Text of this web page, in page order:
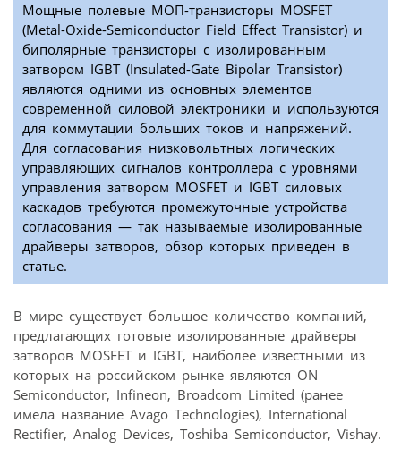
Мощные полевые МОП-транзисторы MOSFET
(Metal-Oxide-Semiconductor Field Effect Transistor) и
биполярные транзисторы с изолированным
затвором IGBT (Insulated-Gate Bipolar Transistor)
являются одними из основных элементов
современной силовой электроники и используются
для коммутации больших токов и напряжений.
Для согласования низковольтных логических
управляющих сигналов контроллера с уровнями
управления затвором MOSFET и IGBT силовых
каскадов требуются промежуточные устройства
согласования — так называемые изолированные
драйверы затворов, обзор которых приведен в
статье.
В мире существует большое количество компаний,
предлагающих готовые изолированные драйверы
затворов MOSFET и IGBT, наиболее известными из
которых на российском рынке являются ON
Semiconductor, Infineon, Broadcom Limited (ранее
имела название Avago Technologies), International
Rectifier, Analog Devices, Toshiba Semiconductor, Vishay.